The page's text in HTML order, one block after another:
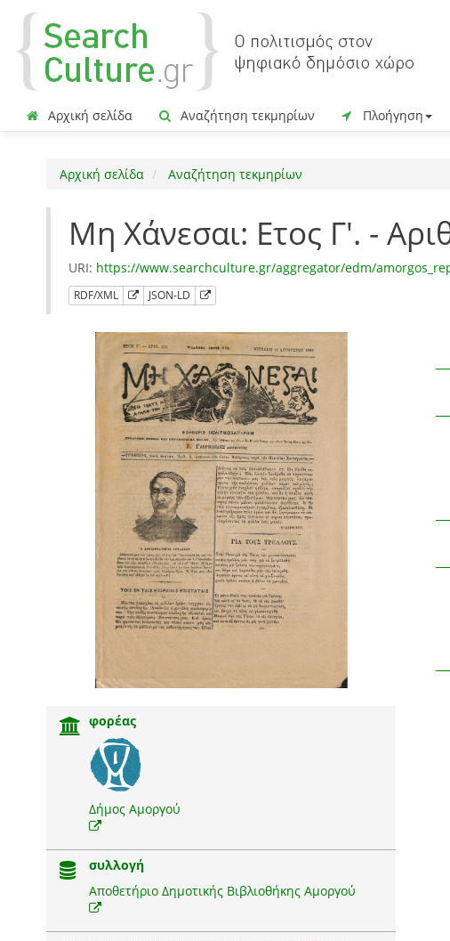
Αρχική σελίδα Αναζήτηση τεκμηρίων Πλοήγηση
Αρχική σελίδα Αναζήτηση τεκμηρίων
Μη Χάνεσαι: Ετος Γ'. -
URI: https://www.searchculture.gr/aggregator/edm/
RDF/XML JSON-LD
φορέας
Δήμος Αμοργού
συλλογή
Αποθετήριο Δημοτικής Βιβλιοθήκης Αμοργού